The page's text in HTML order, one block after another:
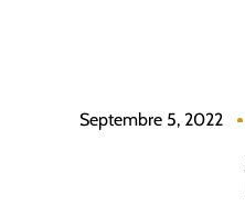
Septembre 5, 2022